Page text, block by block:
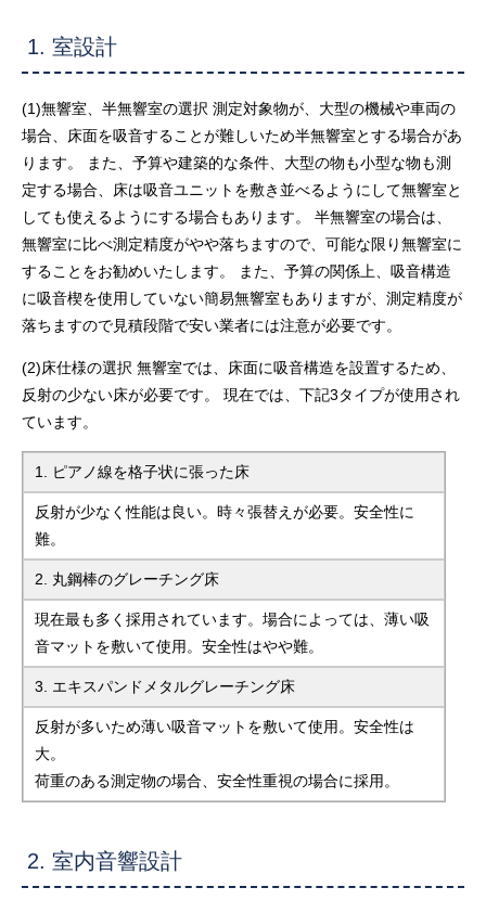
1. 室設計
(1)無響室、半無響室の選択 測定対象物が、大型の機械や車両の
場合、床面を吸音することが難しいため半無響室とする場合があ
ります。 また、予算や建築的な条件、大型の物も小型な物も測
定する場合、床は吸音ユニットを敷き並べるようにして無響室と
しても使えるようにする場合もあります。 半無響室の場合は、
無響室に比べ測定精度がやや落ちますので、可能な限り無響室に
することをお勧めいたします。 また、予算の関係上、吸音構造
に吸音楔を使用していない簡易無響室もありますが、測定精度が
落ちますので見積段階で安い業者には注意が必要です。
(2)床仕様の選択 無響室では、床面に吸音構造を設置するため、
反射の少ない床が必要です。 現在では、下記3タイプが使用され
ています。
1. ピアノ線を格子状に張った床
反射が少なく性能は良い。時々張替えが必要。安全性に
難。
2. 丸鋼棒のグレーチング床
現在最も多く採用されています。場合によっては、薄い吸
音マットを敷いて使用。安全性はやや難。
3. エキスパンドメタルグレーチング床
反射が多いため薄い吸音マットを敷いて使用。安全性は
大。
荷重のある測定物の場合、安全性重視の場合に採用。
2. 室内音響設計